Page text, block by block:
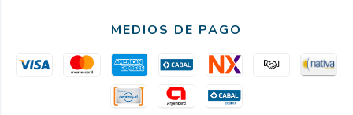
MEDIOS DE PAGO